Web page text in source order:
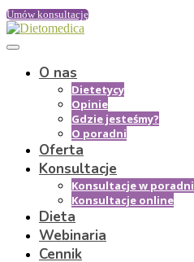
Umów konsultację
O nas
Dietetycy
Opinie
Gdzie jesteśmy?
O poradni
Oferta
Konsultacje
Konsultacje w poradni
Konsultacje online
Dieta
Webinaria
Cennik